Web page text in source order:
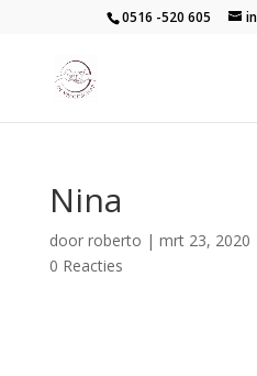
0516 -520 605
Nina
door roberto | mrt 23, 2020
0 Reacties